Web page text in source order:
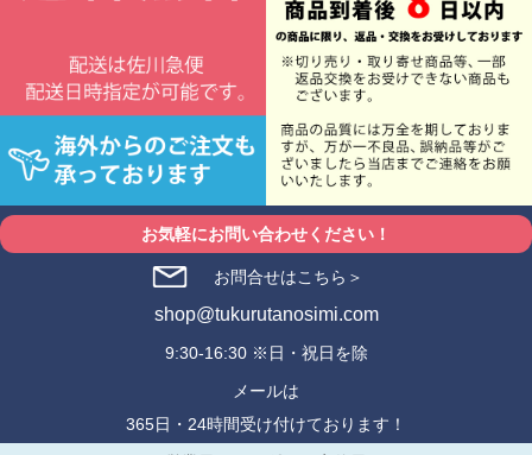
お気軽にお問い合わせください！
お問合せはこちら＞
shop@tukurutanosimi.com
9:30-16:30 ※日・祝日を除
メールは
365日・24時間受け付けております！